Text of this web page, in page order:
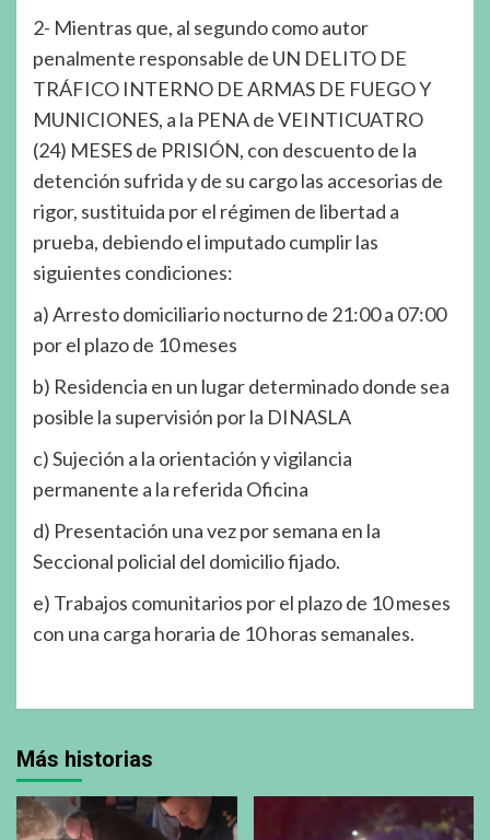
2- Mientras que, al segundo como autor
penalmente responsable de UN DELITO DE
TRÁFICO INTERNO DE ARMAS DE FUEGO Y
MUNICIONES, a la PENA de VEINTICUATRO
(24) MESES de PRISIÓN, con descuento de la
detención sufrida y de su cargo las accesorias de
rigor, sustituida por el régimen de libertad a
prueba, debiendo el imputado cumplir las
siguientes condiciones:
a) Arresto domiciliario nocturno de 21:00 a 07:00
por el plazo de 10 meses
b) Residencia en un lugar determinado donde sea
posible la supervisión por la DINASLA
c) Sujeción a la orientación y vigilancia
permanente a la referida Oficina
d) Presentación una vez por semana en la
Seccional policial del domicilio fijado.
e) Trabajos comunitarios por el plazo de 10 meses
con una carga horaria de 10 horas semanales.
Más historias